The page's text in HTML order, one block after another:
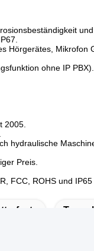
und
Hörgerätes, Mikrofon
ohne IP PBX).
2005.
hydraulische
Preis.
FCC, ROHS und IP65